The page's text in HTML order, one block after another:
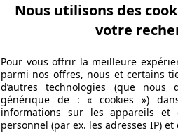
Nous utilisons des
votre
Pour vous offrir la meilleure
parmi nos offres, nous et certains
d’autres technologies (que
générique de : « cookies »)
informations sur les appareils et
personnel (par ex. les adresses IP) et